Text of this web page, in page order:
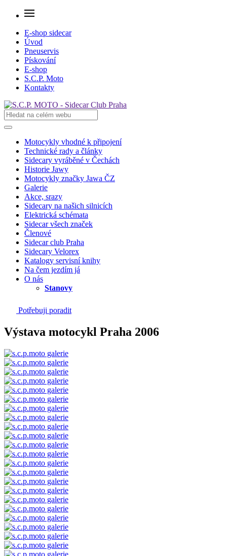
E-shop sidecar
Úvod
Pneuservis
Pískování
E-shop
S.C.P. Moto
Kontakty
Motocykly vhodné k připojení
Technické rady a články
Sidecary vyráběné v Čechách
Historie Jawy
Motocykly značky Jawa ČZ
Galerie
Akce, srazy
Sidecary na našich silnicích
Elektrická schémata
Sidecar všech značek
Členové
Sidecar club Praha
Sidecary Velorex
Katalogy servisní knihy
Na čem jezdím já
O nás
Stanovy
Potřebuji poradit
Výstava motocykl Praha 2006